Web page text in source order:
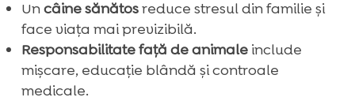
Uncâine sănătosreduce stresul din familie și
face viața mai previzibilă.
Responsabilitate față de animaleinclude
mișcare, educație blândă și controale
medicale.